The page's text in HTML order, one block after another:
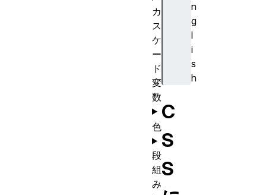
n
g
l
i
s
h
C
S
S
カ
ス
ケ
ー
ド
変
数
色
段
組
み